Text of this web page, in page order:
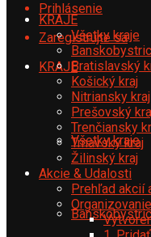
Prihlásenie
Zaregistrujte sa
KRAJE
Všetky kraje
KRAJE
Všetky kraje
Bratislavský
Košický kraj
Nitriansky kraj
Prešovský
Trenčiansky
Trnavský kraj
Žilinský kraj
Akcie & Udalosti
Prehľad akcií